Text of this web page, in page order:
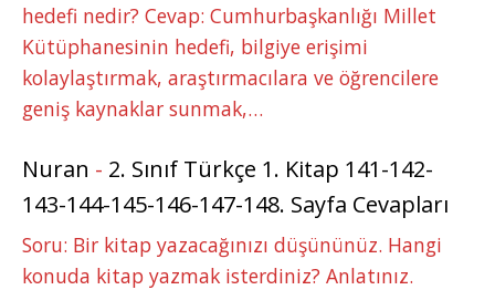
hedefi nedir? Cevap: Cumhurbaşkanlığı Millet
Kütüphanesinin hedefi, bilgiye erişimi
kolaylaştırmak, araştırmacılara ve öğrencilere
geniş kaynaklar sunmak,…
Nuran - 2. Sınıf Türkçe 1. Kitap 141-142-
143-144-145-146-147-148. Sayfa Cevapları
Soru: Bir kitap yazacağınızı düşününüz. Hangi
konuda kitap yazmak isterdiniz? Anlatınız.